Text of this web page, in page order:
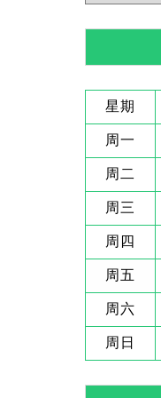
星期
周一
周二
周三
周四
周五
周六
周日